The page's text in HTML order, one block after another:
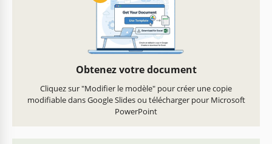
Obtenez votre document
Cliquez sur "Modifier le modèle" pour créer une copie
modifiable dans Google Slides ou télécharger pour Microsoft
PowerPoint